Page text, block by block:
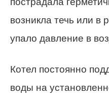
возникла течь или в
упало давление в
Котел постоянно
воды на